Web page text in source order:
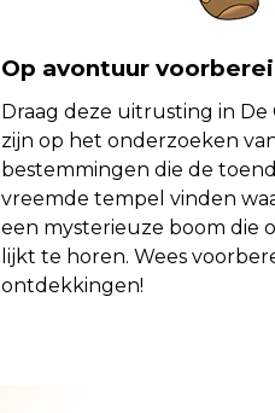
Op avontuur
Draag deze uitrusting in
zijn op het onderzoeken
bestemmingen die de
vreemde tempel vinden
een mysterieuze boom die
lijkt te horen. Wees
ontdekkingen!